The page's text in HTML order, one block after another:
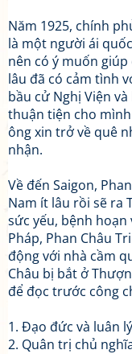
Năm 1925, chính
là một người ái
nên có ý muốn
lâu đã có cảm tình
bầu cử Nghị Viện
thuận tiện cho
ông xin trở về quê
nhận.
Về đến Saigon,
Nam ít lâu rồi sẽ ra
sức yếu, bệnh
Pháp, Phan Châu
động với nhà cầm
Châu bị bắt ở
để đọc trước công
1. Đạo đức và luân
2. Quân trị chủ